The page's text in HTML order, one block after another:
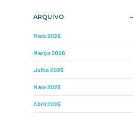
ARQUIVO
Maio 2026
Março 2026
Julho 2025
Maio 2025
Abril 2025